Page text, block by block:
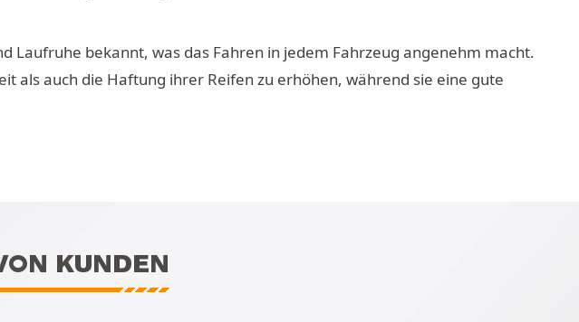
Laufruhe bekannt, was das Fahren in jedem Fahrzeug angenehm macht.
als auch die Haftung ihrer Reifen zu erhöhen, während sie eine gute
KUNDEN